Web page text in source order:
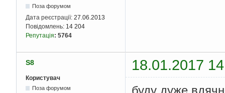
Поза форумом
Дата реєстрації: 27.06.2013
Повідомлень: 14 204
Репутація: 5764
S8 18.01.2017
Користувач
Поза форумом буду дуже